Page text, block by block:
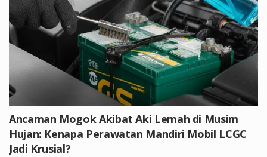
Ancaman Mogok Akibat Aki Lemah di Musim
Hujan: Kenapa Perawatan Mandiri Mobil LCGC
Jadi Krusial?